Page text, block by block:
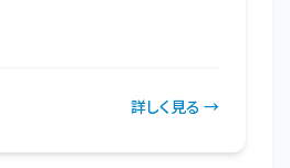
詳しく見る →